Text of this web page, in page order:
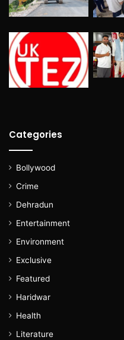
Categories
Bollywood
Crime
Dehradun
Entertainment
Environment
Exclusive
Featured
Haridwar
Health
Literature